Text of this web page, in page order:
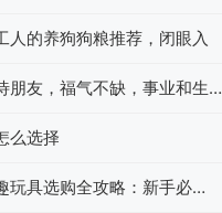
，今年更好
人的养狗狗粮推荐，闭眼入
朋友，福气不缺，事业和生意
的四个星座
么选择
玩具选购全攻略：新手必